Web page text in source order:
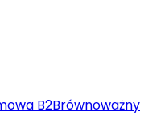
B2Brównoważny